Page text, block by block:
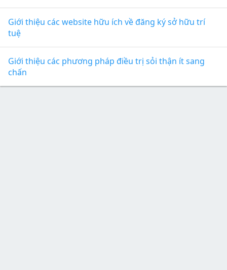
Giới thiệu các website hữu ích về đăng ký sở hữu trí
tuệ
Giới thiệu các phương pháp điều trị sỏi thận ít sang
chấn